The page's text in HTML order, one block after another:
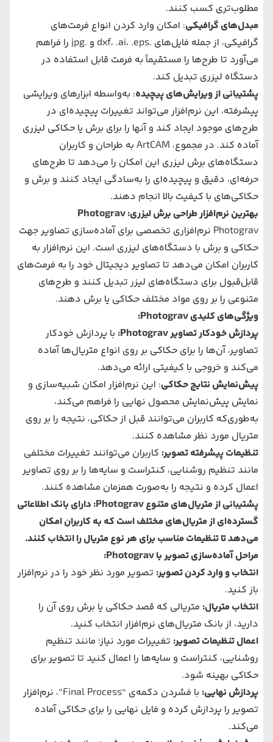
مطلوب‌تری کسب کنند.
مبدل‌های گرافیکی: امکان وارد کردن انواع فرمت‌های
گرافیکی، از جمله فایل‌های .dxf، .ai، .eps و .jpg را فراهم
می‌آورد تا طرح‌ها را مستقیماً به فرمت قابل استفاده در
دستگاه لیزری تبدیل کند.
پشتیبانی از ویرایش‌های پیچیده: به‌واسطه ابزارهای ویرایشی
پیشرفته، این نرم‌افزار می‌تواند تغییرات پیچیده‌ای در
طرح‌های موجود ایجاد کند و آنها را برای برش یا حکاکی لیزری
آماده کند. در مجموع، ArtCAM به طراحان و کاربران
دستگاه‌های برش لیزری این امکان را می‌دهد تا طرح‌های
حرفه‌ای، دقیق و پیچیده‌ای را به‌سادگی ایجاد کنند و برش و
حکاکی‌های با کیفیت بالا انجام دهند.
بهترین نرم‌افزار طراحی برش لیزری: Photograv
Photograv نرم‌افزاری تخصصی برای آماده‌سازی تصاویر جهت
حکاکی و برش با دستگاه‌های لیزری است. این نرم‌افزار به
کاربران امکان می‌دهد تا تصاویر دیجیتال خود را به فرمت‌های
قابل‌قبول برای دستگاه‌های لیزر تبدیل کنند و طرح‌های
متنوعی را بر روی مواد مختلف حکاکی یا برش دهند.
ویژگی‌های کلیدی Photograv:
پردازش خودکار تصاویر Photograv:
با پردازش خودکار
تصاویر، آن‌ها را برای حکاکی بر روی انواع متریال‌ها آماده
می‌کند و خروجی با کیفیتی ارائه می‌دهد.
پیش‌نمایش نتایج حکاکی: این نرم‌افزار امکان شبیه‌سازی و
نمایش پیش‌نمایش محصول نهایی را فراهم می‌کند،
به‌طوری‌که کاربران می‌توانند قبل از حکاکی، نتیجه را بر روی
متریال مورد نظر مشاهده کنند.
تنظیمات پیشرفته تصویر: کاربران می‌توانند تغییرات مختلفی
مانند تنظیم روشنایی، کنتراست و سایه‌ها را بر روی تصاویر
اعمال کرده و نتیجه را به‌صورت همزمان مشاهده کنند.
پشتیبانی از متریال‌های متنوع Photograv: دارای بانک اطلاعاتی
گسترده‌ای از متریال‌های مختلف است که به کاربران امکان
می‌دهد تا تنظیمات مناسب برای هر نوع متریال را انتخاب کنند.
مراحل آماده‌سازی تصویر با Photograv:
انتخاب و وارد کردن تصویر: تصویر مورد نظر خود را در نرم‌افزار
باز کنید.
انتخاب متریال: متریالی که قصد حکاکی یا برش روی آن را
دارید، از بانک متریال‌های نرم‌افزار انتخاب کنید.
اعمال تنظیمات تصویر: تغییرات مورد نیاز؛ مانند تنظیم
روشنایی، کنتراست و سایه‌ها را اعمال کنید تا تصویر برای
حکاکی بهینه شود.
پردازش نهایی:
با فشردن دکمه‌ی “Final Process”، نرم‌افزار
تصویر را پردازش کرده و فایل نهایی را برای حکاکی آماده
می‌کند.